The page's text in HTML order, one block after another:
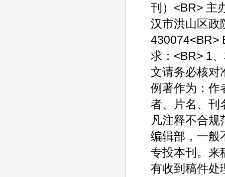
刊）<BR> 主
汉市洪山区政
430074<BR>
求：<BR> 1
文请务必核对
例著作为：作
者、片名、刊
凡注释不合
编辑部，一般
专投本刊。来
有收到稿件处